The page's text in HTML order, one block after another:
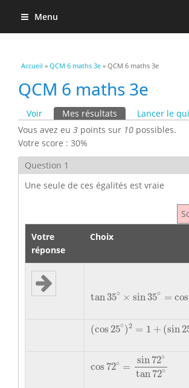
Menu
Vous êtes ici
Accueil » QCM 6 maths 3e » QCM 6 maths 3e
QCM 6 maths 3e
Onglets principaux
Voir Mes résultats (onglet actif)
Lancer le
Vous avez eu 3 points sur 10 possibles.
Votre score : 30%
Question 1
Une seule de ces égalités est vraie
Votre
réponse
Choix
tan35∘ × sin35∘ = cos
tan 35∘ sin 35∘
(cos 25∘)2 = 1 + (sin
(cos 25∘)2 1 ( sin 25
cos 72∘ =
sin 72∘
tan 72∘
sin 72∘tan